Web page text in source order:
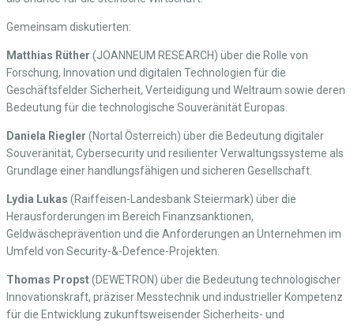
Gemeinsam diskutierten:
Matthias Rüther (JOANNEUM RESEARCH) über die Rolle von
Forschung, Innovation und digitalen Technologien für die
Geschäftsfelder Sicherheit, Verteidigung und Weltraum sowie deren
Bedeutung für die technologische Souveränität Europas.
Daniela Riegler (Nortal Österreich) über die Bedeutung digitaler
Souveränität, Cybersecurity und resilienter Verwaltungssysteme als
Grundlage einer handlungsfähigen und sicheren Gesellschaft.
Lydia Lukas (Raiffeisen-Landesbank Steiermark) über die
Herausforderungen im Bereich Finanzsanktionen,
Geldwäscheprävention und die Anforderungen an Unternehmen im
Umfeld von Security-&-Defence-Projekten.
Thomas Propst(DEWETRON) über die Bedeutung technologischer
Innovationskraft, präziser Messtechnik und industrieller Kompetenz
für die Entwicklung zukunftsweisender Sicherheits- und